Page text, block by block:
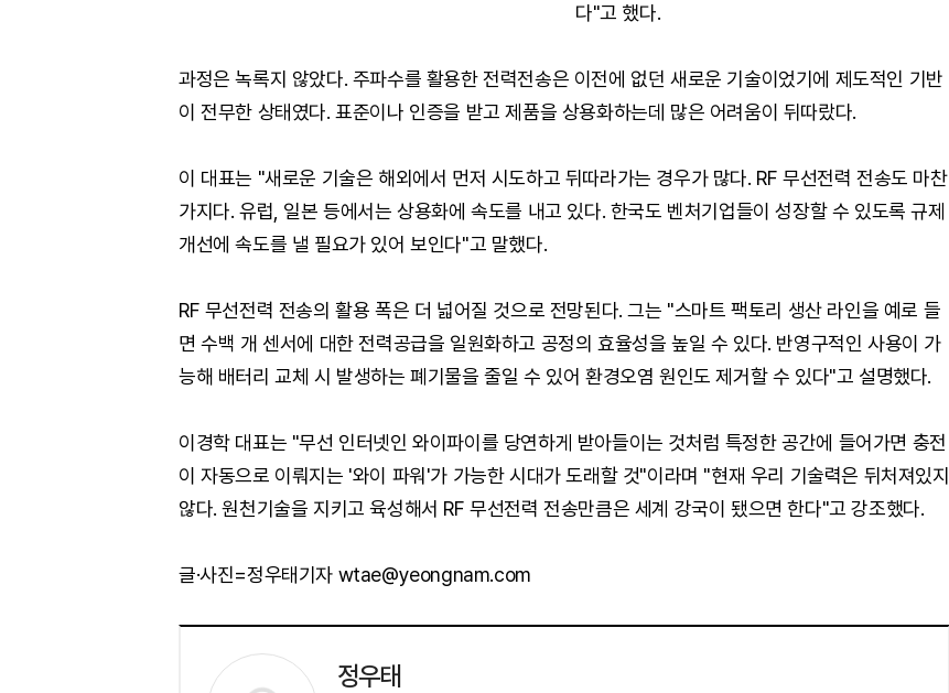
다"고 했다.
과정은 녹록지 않았다. 주파수를 활용한 전력전송은 이전에 없던 새로운 기술이었기에 제도적인 기반
이 전무한 상태였다. 표준이나 인증을 받고 제품을 상용화하는데 많은 어려움이 뒤따랐다.
이 대표는 "새로운 기술은 해외에서 먼저 시도하고 뒤따라가는 경우가 많다. RF 무선전력 전송도 마찬
가지다. 유럽, 일본 등에서는 상용화에 속도를 내고 있다. 한국도 벤처기업들이 성장할 수 있도록 규제
개선에 속도를 낼 필요가 있어 보인다"고 말했다.
RF 무선전력 전송의 활용 폭은 더 넓어질 것으로 전망된다. 그는 "스마트 팩토리 생산 라인을 예로 들
면 수백 개 센서에 대한 전력공급을 일원화하고 공정의 효율성을 높일 수 있다. 반영구적인 사용이 가
능해 배터리 교체 시 발생하는 폐기물을 줄일 수 있어 환경오염 원인도 제거할 수 있다"고 설명했다.
이경학 대표는 "무선 인터넷인 와이파이를 당연하게 받아들이는 것처럼 특정한 공간에 들어가면 충전
이 자동으로 이뤄지는 '와이 파워'가 가능한 시대가 도래할 것"이라며 "현재 우리 기술력은 뒤처져있지
않다. 원천기술을 지키고 육성해서 RF 무선전력 전송만큼은 세계 강국이 됐으면 한다"고 강조했다.
글·사진=정우태기자 wtae@yeongnam.com
정우태